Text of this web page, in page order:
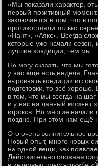
«Мы показали характер,
первый позитивный
заключается в том, что в
противостояли только
«Нант», «Аякс». Всегда
которые уже начали
лучшие кондиции, чем мы.
Не могу сказать, что мы
у нас ещё есть неделя.
выровнять кондиции
подготовки, то всё
в том, что мы всегда на
и у нас на данный момент
игроков. Но многие начали
поздно. При этом нам ещё
Это очень волнительное
Новый опыт, много новых
на одной вещи, как
Действительно сложная